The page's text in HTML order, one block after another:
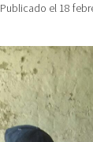
Publicado el 18